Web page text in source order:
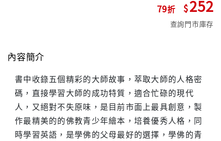
79 252
查詢門市庫存
內容簡介
書中收錄五個精彩的大師故事，萃取大師的人格密
碼，直接學習大師的成功特質，適合忙碌的現代
人，又絕對不失原味，是目前市面上最具創意，製
作最精美的的佛教青少年繪本，培養優秀人格，同
時學習英語，是學佛的父母最好的選擇，學佛的青